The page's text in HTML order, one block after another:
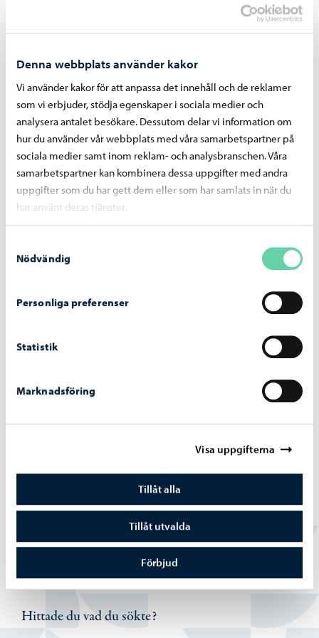
Denna webbplats använder kakor
Vi använder kakor för att anpassa det innehåll och de reklamer
som vi erbjuder, stödja egenskaper i sociala medier och
analysera antalet besökare. Dessutom delar vi information om
hur du använder vår webbplats med våra samarbetspartner på
sociala medier samt inom reklam- och analysbranschen. Våra
samarbetspartner kan kombinera dessa uppgifter med andra
uppgifter som du har gett dem eller som har samlats in när du
har använt deras tjänster.
Nödvändig
Personliga preferenser
Statistik
Marknadsföring
Visa uppgifterna
Tillåt alla
Tillåt utvalda
Förbjud
Trafik och gator -03.08.2026
Sopningsroboten börjar sitt arbete på Borgå
torg och vid åstranden
Tåg trafikerar museijärnvägen igen – var
försiktig vid plankorsningar
Hittade du vad du sökte?